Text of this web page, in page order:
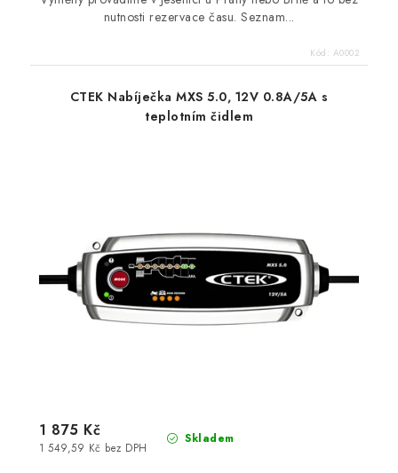
nutnosti rezervace času. Seznam...
Kód: A0002
CTEK Nabíječka MXS 5.0, 12V 0.8A/5A s
teplotním čidlem
Skladem
1 549,59 Kč bez DPH
1 875 Kč